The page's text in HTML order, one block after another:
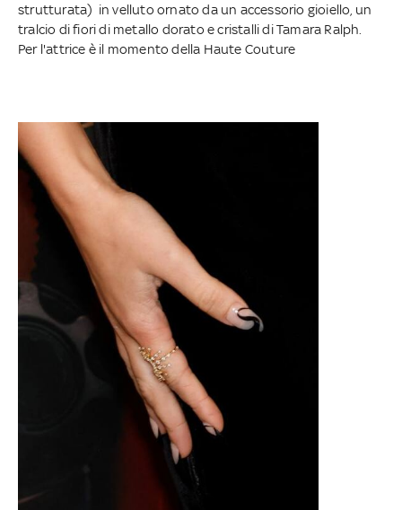
strutturata) in velluto ornato da un accessorio gioiello, un
tralcio di fiori di metallo dorato e cristalli di Tamara Ralph.
Per l'attrice è il momento della Haute Couture